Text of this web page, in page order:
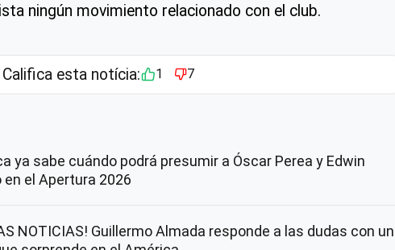
ningún movimiento relacionado con el club.
Califica esta notícia: 1 7
ya sabe cuándo podrá presumir a Óscar Perea y Edwin
en el Apertura 2026
NOTICIAS! Guillermo Almada responde a las dudas con un